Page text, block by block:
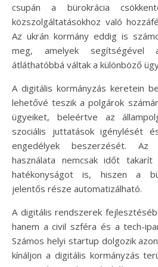
csupán a bürokrácia
közszolgáltatásokhoz való
Az ukrán kormány eddig is
meg, amelyek segítségével
átláthatóbbá váltak a különböző
A digitális kormányzás keretein
lehetővé teszik a polgárok
ügyeiket, beleértve az
szociális juttatások igénylését
engedélyek beszerzését. Az
használata nemcsak időt
hatékonyságot is, hiszen a
jelentős része automatizálható.
A digitális rendszerek
hanem a civil szféra és a tech-
Számos helyi startup dolgozik
kínáljon a digitális kormányzás